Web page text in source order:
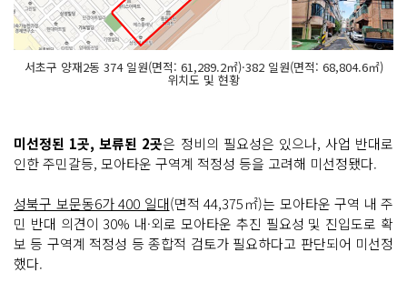
서초구 양재2동 374 일원(면적: 61,289.2㎡)·382 일원(면적: 68,804.6㎡)
위치도 및 현황
미선정된 1곳, 보류된 2곳은 정비의 필요성은 있으나, 사업 반대로
인한 주민갈등, 모아타운 구역계 적정성 등을 고려해 미선정됐다.
성북구 보문동6가 400 일대(면적 44,375㎡)는 모아타운 구역 내 주
민 반대 의견이 30% 내·외로 모아타운 추진 필요성 및 진입도로 확
보 등 구역계 적정성 등 종합적 검토가 필요하다고 판단되어 미선정
했다.